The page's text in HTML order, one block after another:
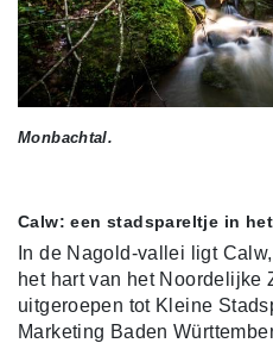
Monbachtal.
Calw: een stadspareltje in
In de Nagold-vallei ligt
het hart van het Noordelijke
uitgeroepen tot Kleine
Marketing Baden